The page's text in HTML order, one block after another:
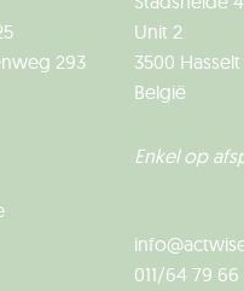
293
Unit 2
3500 Hasselt
België
Enkel op
011/64 79 66